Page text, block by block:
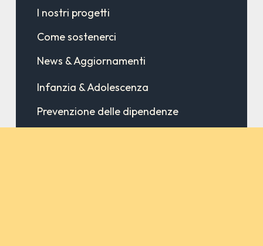
I nostri progetti
Come sostenerci
News & Aggiornamenti
Infanzia & Adolescenza
Prevenzione delle dipendenze